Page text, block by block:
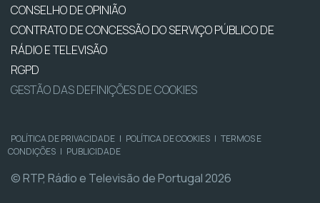
CONSELHO DE OPINIÃO
CONTRATO DE CONCESSÃO DO SERVIÇO PÚBLICO DE
RÁDIO E TELEVISÃO
RGPD
GESTÃO DAS DEFINIÇÕES DE COOKIES
POLÍTICA DE PRIVACIDADE | POLÍTICA DE COOKIES | TERMOS E
CONDIÇÕES | PUBLICIDADE
© RTP, Rádio e Televisão de Portugal 2026